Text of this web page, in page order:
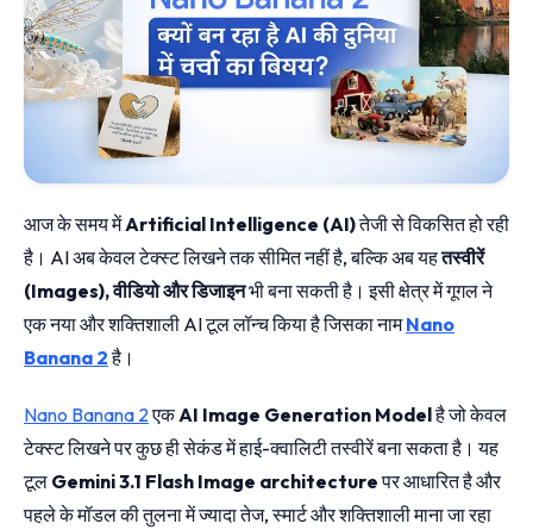
आज के समय मेंArtificial Intelligence (AI)तेजी से विकसित हो रही
है। AI अब केवल टेक्स्ट लिखने तक सीमित नहीं है, बल्कि अब यहतस्वीरें
(Images), वीडियो और डिजाइनभी बना सकती है। इसी क्षेत्र में गूगल ने
एक नया और शक्तिशाली AI टूल लॉन्च किया है जिसका नामNano
Banana 2है।
Nano Banana 2एकAI Image Generation Modelहै जो केवल
टेक्स्ट लिखने पर कुछ ही सेकंड में हाई-क्वालिटी तस्वीरें बना सकता है। यह
टूल Gemini 3.1 Flash Image architectureपर आधारित है और
पहले के मॉडल की तुलना में ज्यादा तेज, स्मार्ट और शक्तिशाली माना जा रहा